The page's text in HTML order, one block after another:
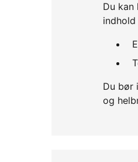
Du
Du bør
og